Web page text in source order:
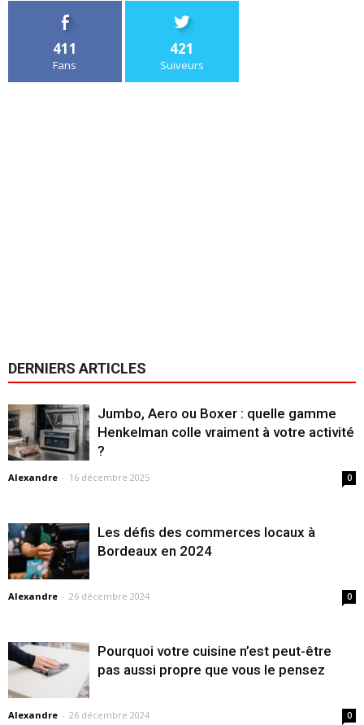
411
Fans
421
Suiveurs
DERNIERS ARTICLES
Jumbo, Aero ou Boxer : quelle gamme
Henkelman colle vraiment à votre activité
?
Alexandre - 16 décembre 2025 0
Les défis des commerces locaux à
Bordeaux en 2024
Alexandre - 26 décembre 2024 0
Pourquoi votre cuisine n’est peut-être
pas aussi propre que vous le pensez
Alexandre - 26 décembre 2024 0